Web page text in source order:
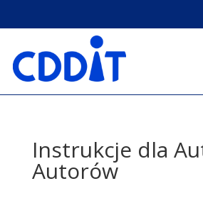
Instrukcje dla
Autorów